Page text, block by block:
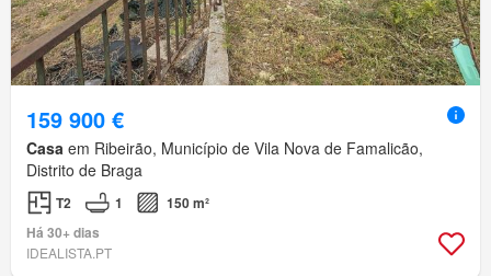
159 900 €
Casa em Ribeirão, Município de Vila Nova de Famalicão,
Distrito de Braga
T2 1
150 m²
Há 30+ dias
IDEALISTA.PT